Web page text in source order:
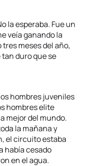
la esperaba. Fue un
veía ganando la
tres meses del año,
duro que se
hombres juveniles
hombres elite
mejor del mundo.
la mañana y
el circuito estaba
había cesado
en el agua.